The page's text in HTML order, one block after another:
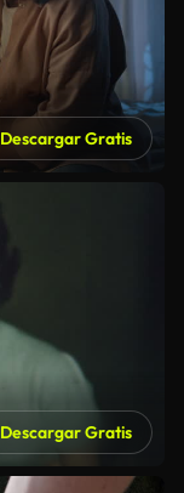
Descargar Gratis
Descargar Gratis